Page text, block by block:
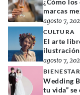
¿Cómo
marcas
agosto 7,
CULTURA
El arte
agosto 7,
BIENESTAR
Wedding
tu vida”